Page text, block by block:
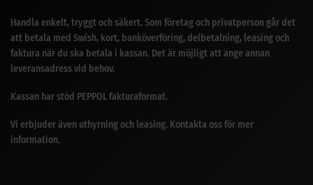
Handla enkelt, tryggt och säkert. Som företag och privatperson går det
att betala med Swish, kort, banköverföring, delbetalning, leasing och
faktura när du ska betala i kassan. Det är möjligt att ange annan
leveransadress vid behov.
Kassan har stöd PEPPOL fakturaformat.
Vi erbjuder även uthyrning och leasing. Kontakta oss för mer
information.